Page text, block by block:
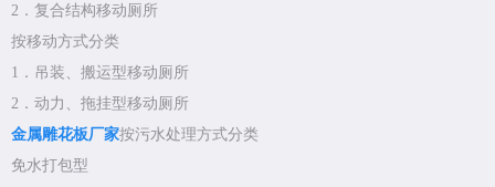
2．复合结构移动厕所
按移动方式分类
1．吊装、搬运型移动厕所
2．动力、拖挂型移动厕所
金属雕花板厂家按污水处理方式分类
免水打包型